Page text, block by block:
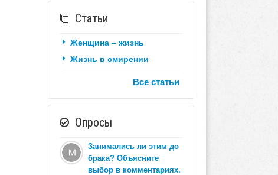
Статьи
Женщина – жизнь
Жизнь в смирении
Все статьи
Опросы
Занимались ли этим до
брака? Объясните
выбор в комментариях.